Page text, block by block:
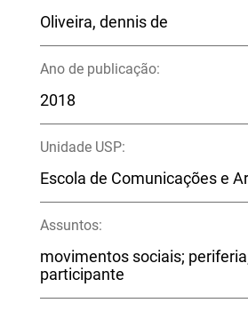
Oliveira, dennis de
Ano de publicação:
2018
Unidade USP:
Escola de Comunicações e
Assuntos:
movimentos sociais;
participante